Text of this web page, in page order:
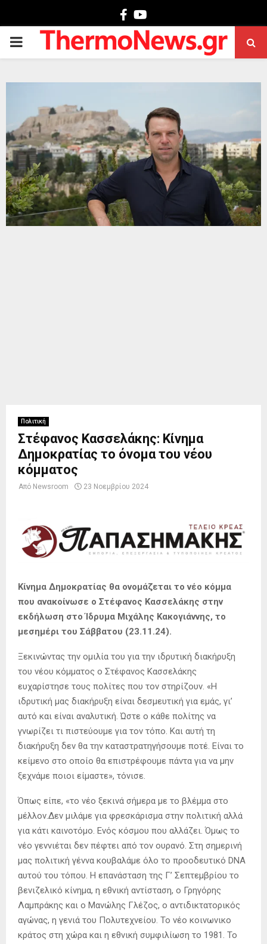
Facebook
PRIMARY
Πολιτική
Στέφανος Κασσελάκης: Κίνημα
Δημοκρατίας το όνομα του νέου
κόμματος
Από Newsroom 23 Νοεμβρίου 2024
Κίνημα Δημοκρατίας θα ονομάζεται το νέο κόμμα
που ανακοίνωσε ο Στέφανος Κασσελάκης στην
εκδήλωση στο Ίδρυμα Μιχάλης Κακογιάννης, το
μεσημέρι του Σάββατου (23.11.24).
Ξεκινώντας την ομιλία του για την ιδρυτική διακήρυξη
του νέου κόμματος ο Στέφανος Κασσελάκης
ευχαρίστησε τους πολίτες που τον στηρίζουν. «Η
ιδρυτική μας διακήρυξη είναι δεσμευτική για εμάς, γι’
αυτό και είναι αναλυτική. Ώστε ο κάθε πολίτης να
γνωρίζει τι πιστεύουμε για τον τόπο. Και αυτή τη
διακήρυξη δεν θα την καταστρατηγήσουμε ποτέ. Είναι το
κείμενο στο οποίο θα επιστρέφουμε πάντα για να μην
ξεχνάμε ποιοι είμαστε», τόνισε.
Όπως είπε, «το νέο ξεκινά σήμερα με το βλέμμα στο
μέλλον.Δεν μιλάμε για φρεσκάρισμα στην πολιτική αλλά
για κάτι καινοτόμο. Ενός κόσμου που αλλάζει. Όμως το
νέο γεννιέται δεν πέφτει από τον ουρανό. Στη σημερινή
μας πολιτική γέννα κουβαλάμε όλο το προοδευτικό DNA
αυτού του τόπου. Η επανάσταση της Γ’ Σεπτεμβρίου το
βενιζελικό κίνημα, η εθνική αντίσταση, ο Γρηγόρης
Λαμπράκης και ο Μανώλης Γλέζος, ο αντιδικτατορικός
αγώνας, η γενιά του Πολυτεχνείου. Το νέο κοινωνικο
κράτος στη χώρα και η εθνική συμφιλίωση το 1981. Το